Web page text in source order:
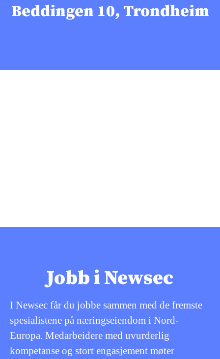
Beddingen 10, Trondheim
Jobb i Newsec
I Newsec får du jobbe sammen med de fremste
spesialistene på næringseiendom i Nord-
Europa. Medarbeidere med uvurderlig
kompetanse og stort engasjement møter